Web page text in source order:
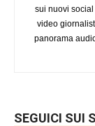
sui nuovi
video
panorama
SEGUICI SUI